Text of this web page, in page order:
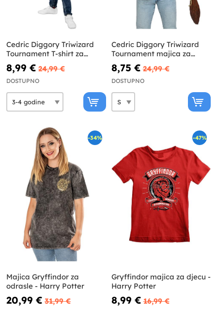
Cedric Diggory Triwizard
Tournament T-shirt za
dječake Harry Potter
8,99 € 24,99 €
DOSTUPNO
Cedric Diggory Triwizard
Tournament majica za
odrasle Harry Potter
8,75 € 24,99 €
DOSTUPNO
-34%
Majica Gryffindor za
odrasle - Harry Potter
20,99 € 31,99 €
-47%
Gryffindor majica za djecu -
Harry Potter
8,99 € 16,99 €